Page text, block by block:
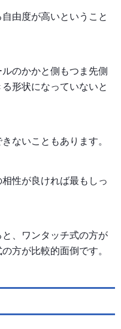
由度が高いということ
のかかと側もつま先側
形状になっていないと
ないこともあります。
性が良ければ最もしっ
、ワンタッチ式の方が
方が比較的面倒です。